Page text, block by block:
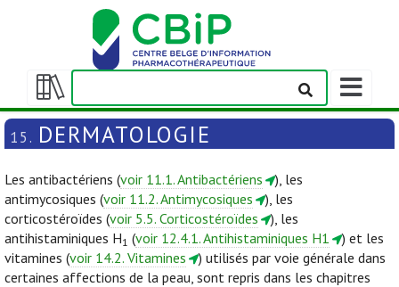
Afficher/masquer
la
table
matières
Afficher/
la
barre
navigation
15. DERMATOLOGIE
Les antibactériens (voir 11.1. Antibactériens
), les
antimycosiques (voir 11.2. Antimycosiques
), les
corticostéroïdes (voir 5.5. Corticostéroïdes
), les
antihistaminiques H1 (voir 12.4.1. Antihistaminiques H1
) et les
vitamines (voir 14.2. Vitamines
) utilisés par voie générale dans
certaines affections de la peau, sont repris dans les chapitres